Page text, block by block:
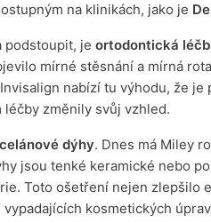
na klinikách, jako je
podstoupit, je ortodontická
mírné stěsnání a mírná
nabízí tu výhodu, že
změnily svůj vzhled.
dýhy. Dnes má Miley
jsou tenké keramické nebo
Toto ošetření nejen zlepšilo
kosmetických